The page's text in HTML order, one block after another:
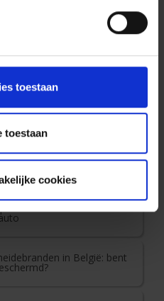
toestaan
toestaan
cookies
wegenvignet in België:
automobilisten te wachten
2027?
vakantie met een slim
in België: bent